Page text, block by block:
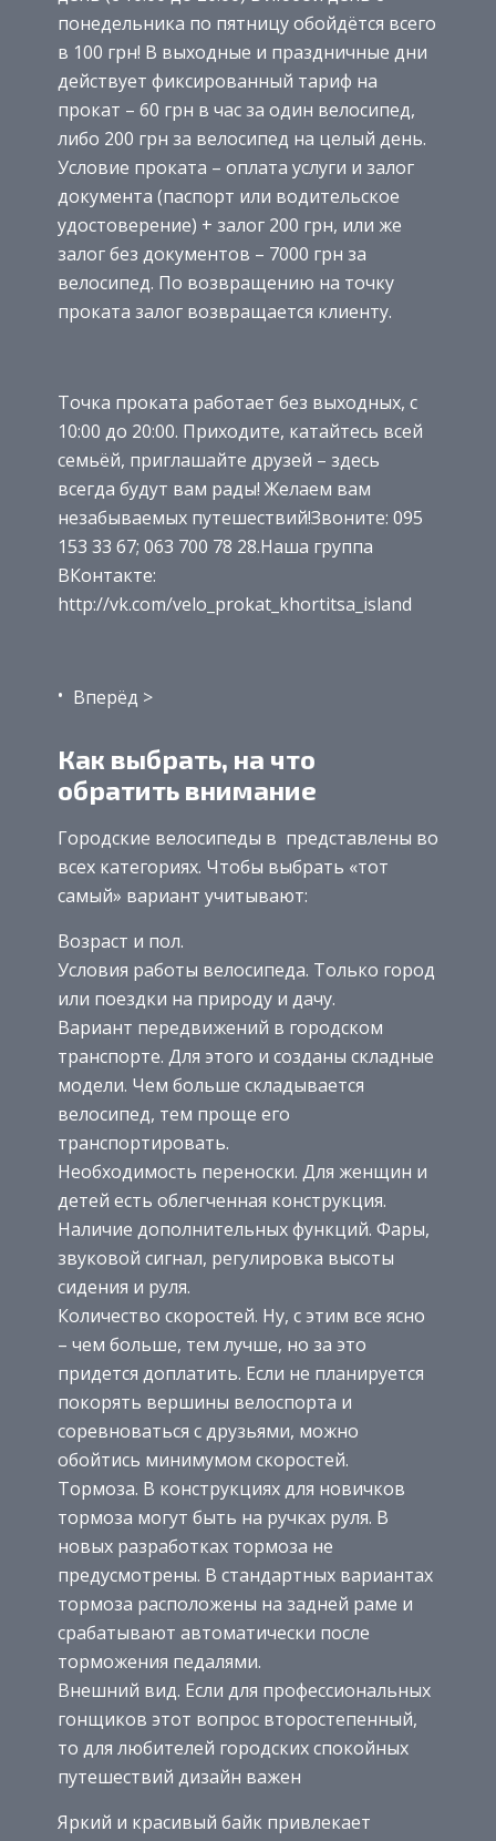
понедельника по пятницу обойдётся всего
в 100 грн! В выходные и праздничные дни
действует фиксированный тариф на
прокат – 60 грн в час за один велосипед,
либо 200 грн за велосипед на целый день.
Условие проката – оплата услуги и залог
документа (паспорт или водительское
удостоверение) + залог 200 грн, или же
залог без документов – 7000 грн за
велосипед. По возвращению на точку
проката залог возвращается клиенту.
Точка проката работает без выходных, с
10:00 до 20:00. Приходите, катайтесь всей
семьёй, приглашайте друзей – здесь
всегда будут вам рады! Желаем вам
незабываемых путешествий!Звоните: 095
153 33 67; 063 700 78 28.Наша группа
ВКонтакте:
http://vk.com/velo_prokat_khortitsa_island
Вперёд >
Как выбрать, на что
обратить внимание
Городские велосипеды в представлены во
всех категориях. Чтобы выбрать «тот
самый» вариант учитывают:
Возраст и пол.
Условия работы велосипеда. Только город
или поездки на природу и дачу.
Вариант передвижений в городском
транспорте. Для этого и созданы складные
модели. Чем больше складывается
велосипед, тем проще его
транспортировать.
Необходимость переноски. Для женщин и
детей есть облегченная конструкция.
Наличие дополнительных функций. Фары,
звуковой сигнал, регулировка высоты
сидения и руля.
Количество скоростей. Ну, с этим все ясно
– чем больше, тем лучше, но за это
придется доплатить. Если не планируется
покорять вершины велоспорта и
соревноваться с друзьями, можно
обойтись минимумом скоростей.
Тормоза. В конструкциях для новичков
тормоза могут быть на ручках руля. В
новых разработках тормоза не
предусмотрены. В стандартных вариантах
тормоза расположены на задней раме и
срабатывают автоматически после
торможения педалями.
Внешний вид. Если для профессиональных
гонщиков этот вопрос второстепенный,
то для любителей городских спокойных
путешествий дизайн важен
Яркий и красивый байк привлекает